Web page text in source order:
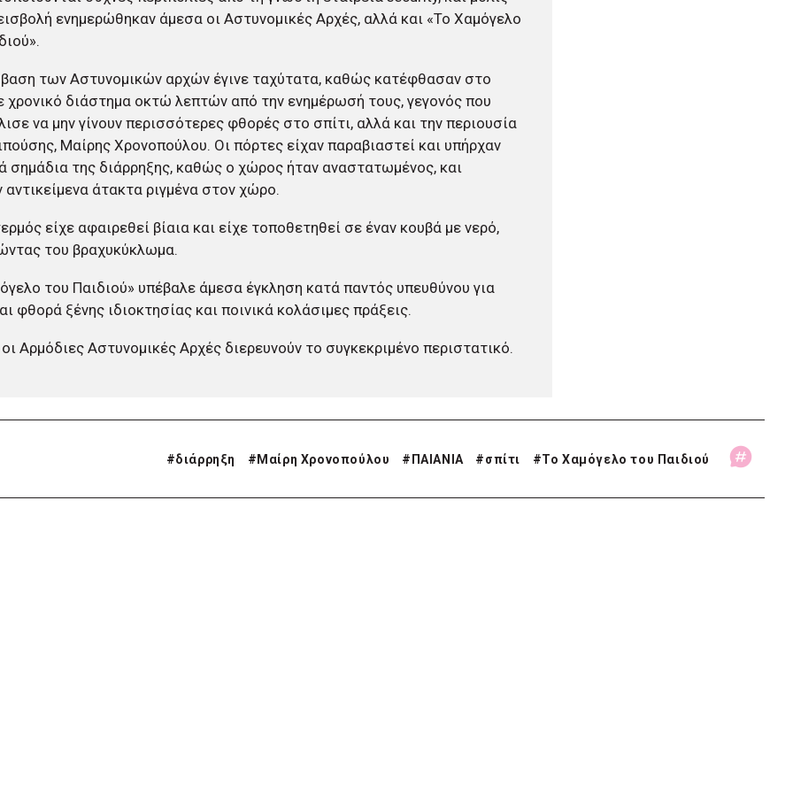
ενημερώθηκαν άμεσα οι Αστυνομικές Αρχές, αλλά και «Το Χαμόγελο
των Αστυνομικών αρχών έγινε ταχύτατα, καθώς κατέφθασαν στο
χρονικό διάστημα οκτώ λεπτών από την ενημέρωσή τους, γεγονός που
να μην γίνουν περισσότερες φθορές στο σπίτι, αλλά και την περιουσία
Μαίρης Χρονοπούλου. Οι πόρτες είχαν παραβιαστεί και υπήρχαν
σημάδια της διάρρηξης, καθώς ο χώρος ήταν αναστατωμένος, και
αντικείμενα άτακτα ριγμένα στον χώρο.
είχε αφαιρεθεί βίαια και είχε τοποθετηθεί σε έναν κουβά με νερό,
του βραχυκύκλωμα.
του Παιδιού» υπέβαλε άμεσα έγκληση κατά παντός υπευθύνου για
φθορά ξένης ιδιοκτησίας και ποινικά κολάσιμες πράξεις.
Αρμόδιες Αστυνομικές Αρχές διερευνούν το συγκεκριμένο περιστατικό.
#διάρρηξη # Μαίρη Χρονοπούλου # ΠΑΙΑΝΙΑ #σπίτι #Το Χαμόγελο του Παιδιού